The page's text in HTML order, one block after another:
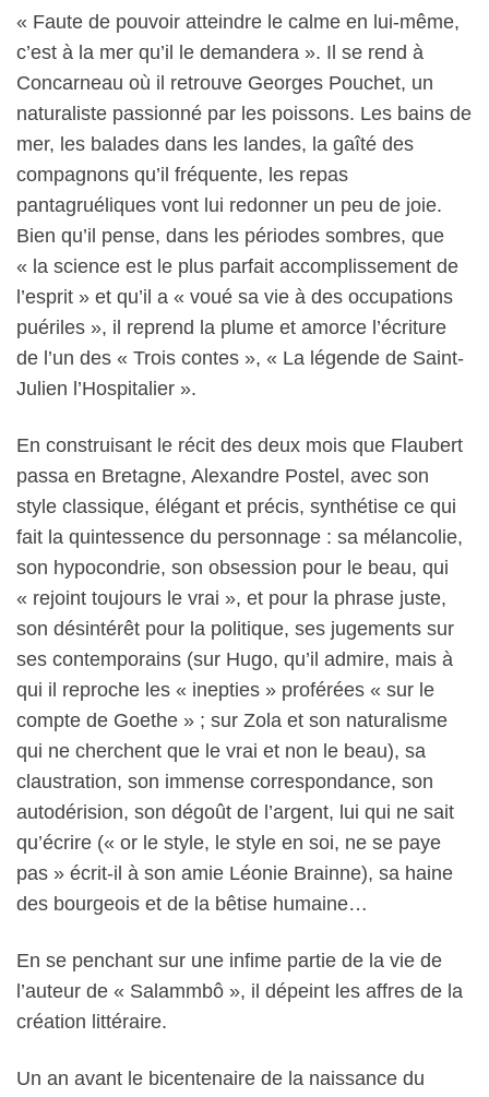
« Faute de pouvoir atteindre le calme en lui-même,
c’est à la mer qu’il le demandera ». Il se rend à
Concarneau où il retrouve Georges Pouchet, un
naturaliste passionné par les poissons. Les bains de
mer, les balades dans les landes, la gaîté des
compagnons qu’il fréquente, les repas
pantagruéliques vont lui redonner un peu de joie.
Bien qu’il pense, dans les périodes sombres, que
« la science est le plus parfait accomplissement de
l’esprit » et qu’il a « voué sa vie à des occupations
puériles », il reprend la plume et amorce l’écriture
de l’un des « Trois contes », « La légende de Saint-
Julien l’Hospitalier ».
En construisant le récit des deux mois que Flaubert
passa en Bretagne, Alexandre Postel, avec son
style classique, élégant et précis, synthétise ce qui
fait la quintessence du personnage : sa mélancolie,
son hypocondrie, son obsession pour le beau, qui
« rejoint toujours le vrai », et pour la phrase juste,
son désintérêt pour la politique, ses jugements sur
ses contemporains (sur Hugo, qu’il admire, mais à
qui il reproche les « inepties » proférées « sur le
compte de Goethe » ; sur Zola et son naturalisme
qui ne cherchent que le vrai et non le beau), sa
claustration, son immense correspondance, son
autodérision, son dégoût de l’argent, lui qui ne sait
qu’écrire (« or le style, le style en soi, ne se paye
pas » écrit-il à son amie Léonie Brainne), sa haine
des bourgeois et de la bêtise humaine…
En se penchant sur une infime partie de la vie de
l’auteur de « Salammbô », il dépeint les affres de la
création littéraire.
Un an avant le bicentenaire de la naissance du